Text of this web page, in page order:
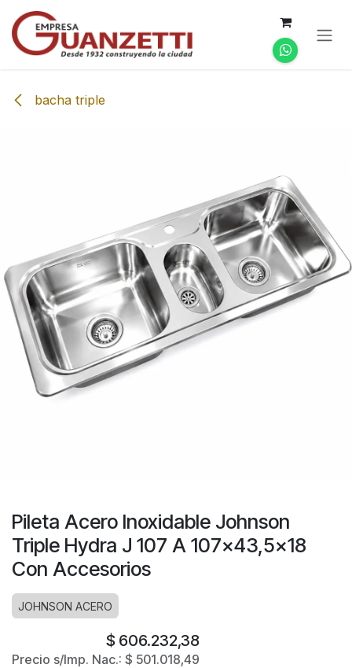
Ir al contenido
bacha triple
Pileta Acero Inoxidable Johnson
Triple Hydra J 107 A 107x43,5x18
Con Accesorios
JOHNSON ACERO
$ 606.232,38
Precio s/Imp. Nac.: $ 501.018,49